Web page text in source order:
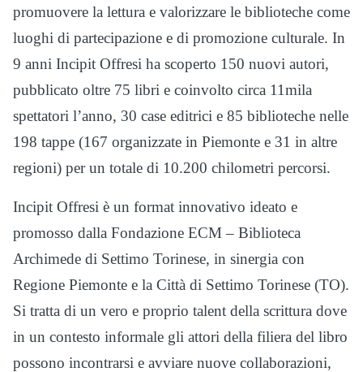
promuovere la lettura e valorizzare le biblioteche come
luoghi di partecipazione e di promozione culturale. In
9 anni Incipit Offresi ha scoperto 150 nuovi autori,
pubblicato oltre 75 libri e coinvolto circa 11mila
spettatori l’anno, 30 case editrici e 85 biblioteche nelle
198 tappe (167 organizzate in Piemonte e 31 in altre
regioni) per un totale di 10.200 chilometri percorsi.
Incipit Offresi è un format innovativo ideato e
promosso dalla Fondazione ECM – Biblioteca
Archimede di Settimo Torinese, in sinergia con
Regione Piemonte e la Città di Settimo Torinese (TO).
Si tratta di un vero e proprio talent della scrittura dove
in un contesto informale gli attori della filiera del libro
possono incontrarsi e avviare nuove collaborazioni,